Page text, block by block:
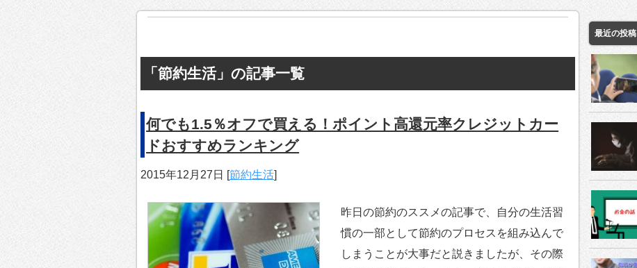
「節約生活」の記事一覧
何でも1.5％オフで買える！ポイント高還元率クレジットカー
ドおすすめランキング
2015年12月27日 [節約生活]
昨日の節約のススメの記事で、自分の生活習
慣の一部として節約のプロセスを組み込んで
しまうことが大事だと説きましたが、その際
最近の投稿